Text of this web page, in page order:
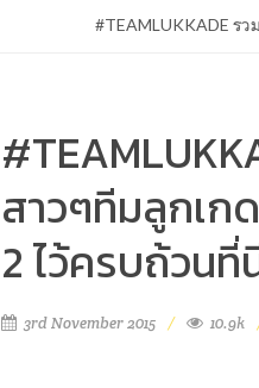
#TEAMLUKKADE ร
สาวๆทีมลูกเก
2 ไว้ครบถ้วนที่
3rd November 2015 10.9k